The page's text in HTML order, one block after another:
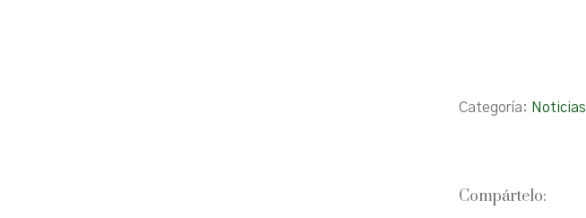
Categoría: Noticias
Compártelo: